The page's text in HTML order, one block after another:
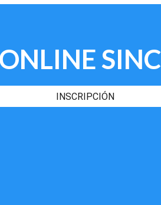
ONLINE
INSCRIPCIÓN